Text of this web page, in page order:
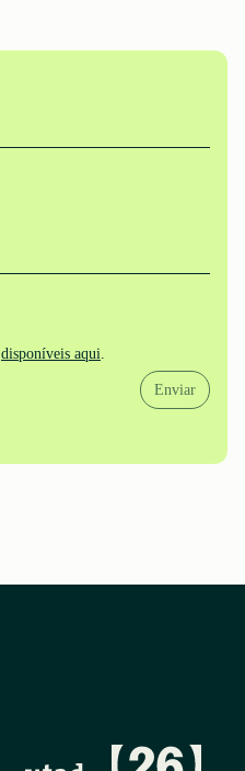
disponíveis aqui.
Enviar